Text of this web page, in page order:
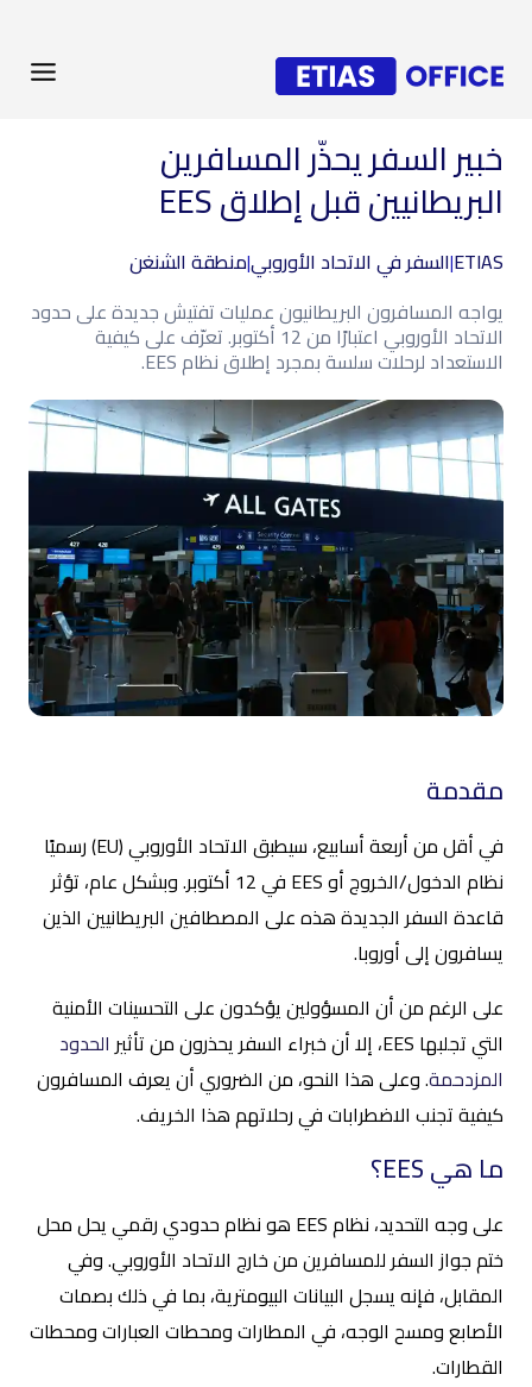
خبير السفر يحذّر المسافرين
البريطانيين قبل إطلاق EES
ETIAS
|السفر في الاتحاد الأوروبي|منطقة الشنغن
يواجه المسافرون البريطانيون عمليات تفتيش جديدة على حدود
الاتحاد الأوروبي اعتبارًا من 12 أكتوبر. تعرّف على كيفية
الاستعداد لرحلات سلسة بمجرد إطلاق نظام EES.
مقدمة
في أقل من أربعة أسابيع، سيطبق الاتحاد الأوروبي (EU) رسميًا
نظام الدخول/الخروج أو EES في 12 أكتوبر. وبشكل عام، تؤثر
قاعدة السفر الجديدة هذه على المصطافين البريطانيين الذين
يسافرون إلى أوروبا.
على الرغم من أن المسؤولين يؤكدون على التحسينات الأمنية
التي تجلبها EES، إلا أن خبراء السفر يحذرون من تأثير
الحدود
المزدحمة. وعلى هذا النحو، من الضروري أن يعرف المسافرون
كيفية تجنب الاضطرابات في رحلاتهم هذا الخريف.
ما هي EES؟
على وجه التحديد، نظام EES هو نظام حدودي رقمي يحل محل
ختم جواز السفر للمسافرين من خارج الاتحاد الأوروبي. وفي
المقابل، فإنه يسجل البيانات البيومترية، بما في ذلك بصمات
الأصابع ومسح الوجه، في المطارات ومحطات العبارات ومحطات
القطارات.